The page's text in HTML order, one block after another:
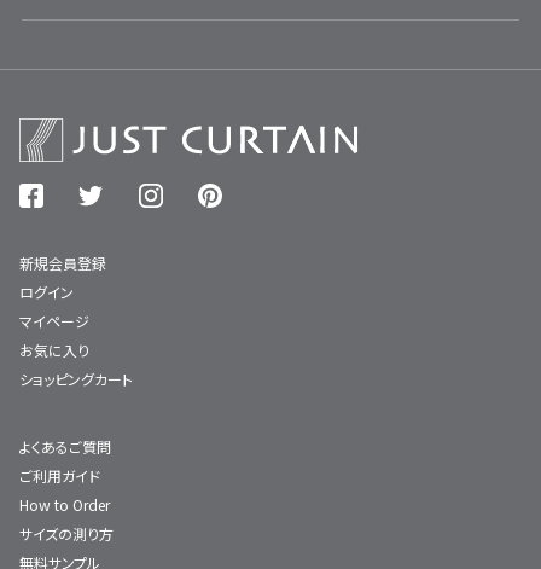
新規会員登録
ログイン
マイページ
お気に入り
ショッピングカート
よくあるご質問
ご利用ガイド
How to Order
サイズの測り方
無料サンプル